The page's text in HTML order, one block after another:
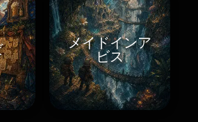
メイドインア
ビス